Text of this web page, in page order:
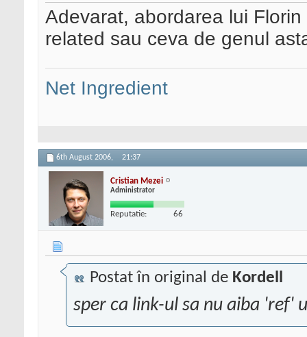
Adevarat, abordarea lui
related sau ceva de genul
Net Ingredient
6th August 2006, 21:37
Cristian Mezei
Administrator
Reputatie: 66
Postat în original de Kordell
sper ca link-ul sa nu aiba 'ref'